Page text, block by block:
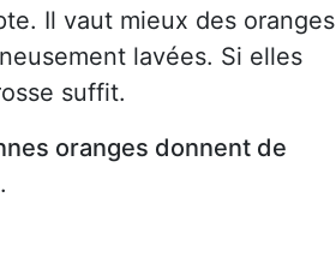
Il vaut mieux des oranges
lavées. Si elles
suffit.
oranges donnent de